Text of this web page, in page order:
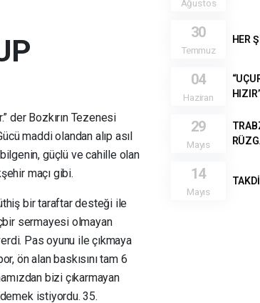
der Bozkırın Tezenesi
maddi olandan alıp asıl
güçlü ve cahille olan
maçı gibi.
bir taraftar desteği ile
sermayesi olmayan
Pas oyunu ile çıkmaya
ön alan baskısını tam 6
bizi çıkarmayan
istiyordu. 35.
Ağustos
30
Temmuz
HER
04
Haziran
29
Mayıs
14
Mayıs